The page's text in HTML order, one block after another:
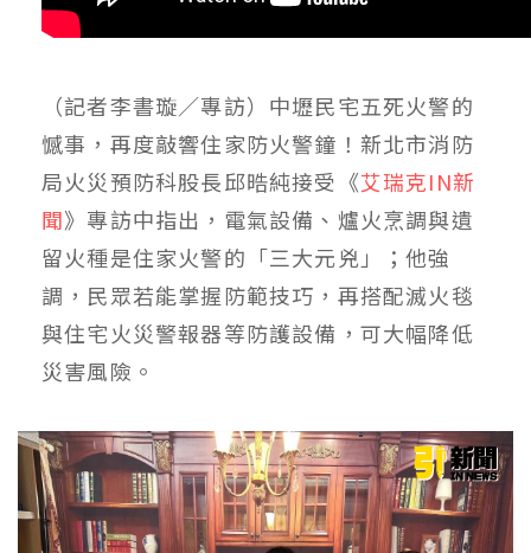
（記者李書璇／專訪）中壢民宅五死火警的
憾事，再度敲響住家防火警鐘！新北市消防
局火災預防科股長邱晧純接受《艾瑞克IN新
聞》專訪中指出，電氣設備、爐火烹調與遺
留火種是住家火警的「三大元兇」；他強
調，民眾若能掌握防範技巧，再搭配滅火毯
與住宅火災警報器等防護設備，可大幅降低
災害風險。